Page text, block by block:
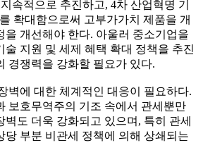
속적으로 추진하고, 4차 산업혁명 기
확대함으로써 고부가가치 제품을 개
을 개선해야 한다. 아울러 중소기업을
술 지원 및 세제 혜택 확대 정책을 추진
경쟁력을 강화할 필요가 있다.
벽에 대한 체계적인 대응이 필요하다.
보호무역주의 기조 속에서 관세뿐만
벽도 더욱 강화되고 있으며, 특히 관세
당 부분 비관세 정책에 의해 상쇄되는